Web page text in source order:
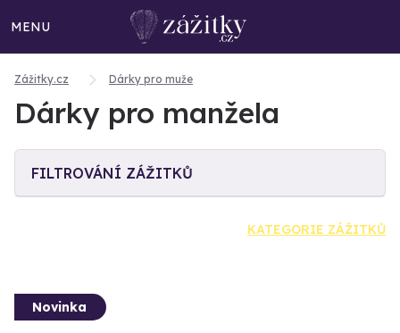
MENU
Zážitky.cz Dárky pro muže
Dárky pro manžela
FILTROVÁNÍ ZÁŽITKŮ
KATEGORIE ZÁŽITKŮ
Novinka